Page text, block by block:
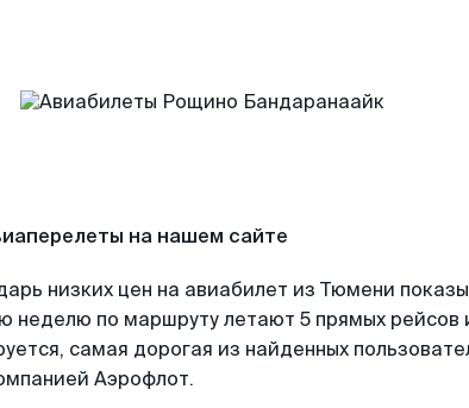
на нашем сайте
низких цен на авиабилет из Тюмени
неделю по маршруту летают 5 прямых рейсов
самая дорогая из найденных
Аэрофлот.